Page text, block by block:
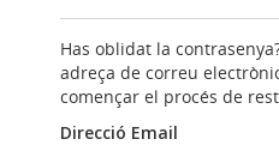
Has oblidat la
adreça de correu
començar el procés de
Direcció Email